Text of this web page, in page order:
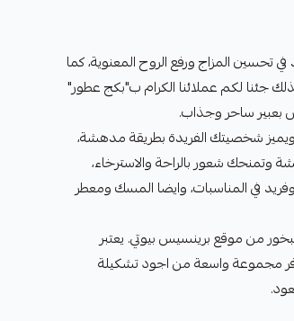
تحسين المزاج ورفع الروح المعنوية، كما
جئنا لكم عملائنا الكرام ب"بكج عطور"
بعبير ساحر وجذاب.
شخصيتك الفريدة بطريقة مدهشة،
وتمنحك شعور بالراحة والاسترخاء،
وفريد في المناسبات، وايضا المسك ومعطر
من موقع برينسيس بيوتي. يعتبر
مجموعة واسعة من اجود تشكيلة